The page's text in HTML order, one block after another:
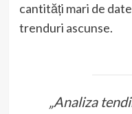
cantități mari de
trenduri ascunse.
„Analiza